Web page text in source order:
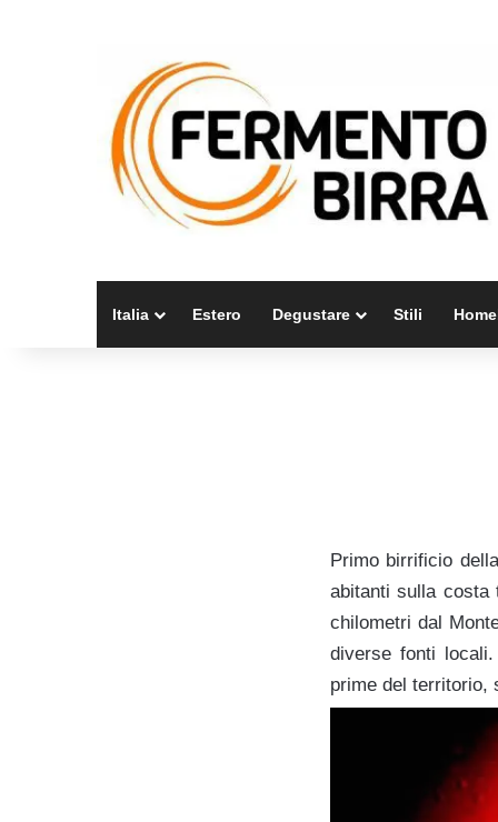
Italia Estero Degustare Stili
Primo birrificio
abitanti sulla costa
chilometri dal
diverse fonti
prime del territorio,